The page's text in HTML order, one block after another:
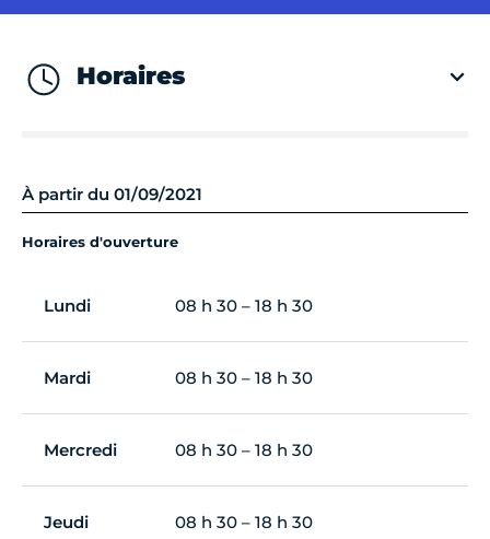
Horaires
À partir du 01/09/2021
Horaires d'ouverture
Lundi 08 h 30 – 18 h 30
Mardi 08 h 30 – 18 h 30
Mercredi 08 h 30 – 18 h 30
Jeudi 08 h 30 – 18 h 30